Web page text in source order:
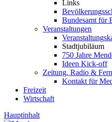
Links
Bundesamt für
Veranstaltungen
Stadtjubiläum
750 Jahre
Ideen Kick-off
Zeitung, Radio &
Kontakt für
Freizeit
Wirtschaft
Hauptinhalt